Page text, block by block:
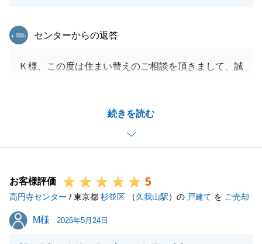
続きを読む
東急リバブル
センターからの返答
Ｋ様、この度は住まい替えのご相談を頂きまして、誠
との事で、弊社の立替払い制度をご利用頂きました。
資金の実行まで様々な事があり、ご負担を掛けたと思
います。
ただ、無事にご新居のご決済が迎えられたこと、これ
もＫ様のご理解とご協力があったからこそです。
心より感謝申し上げます。
ありがとうございました。
お客様評価 5
高円寺センター / 東京都 杉並区 （久我山駅）の 戸建て を ご売却
M様
M様 2026年5月24日